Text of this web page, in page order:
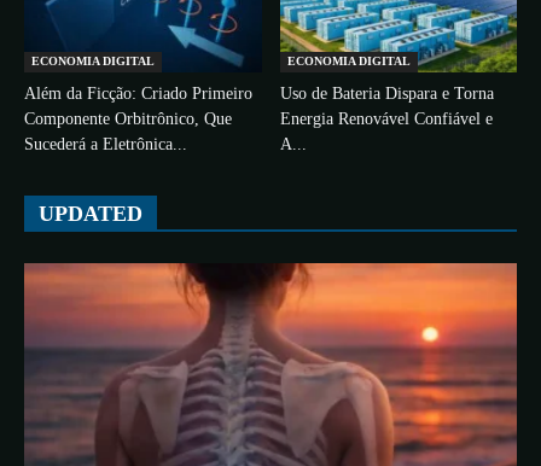
ECONOMIA DIGITAL
Além da Ficção: Criado Primeiro
Componente Orbitrônico, Que
Sucederá a Eletrônica...
ECONOMIA DIGITAL
Uso de Bateria Dispara e Torna
Energia Renovável Confiável e
A...
UPDATED